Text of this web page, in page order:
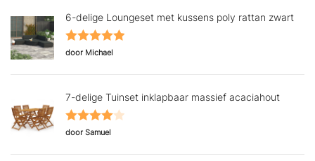
6-delige Loungeset met kussens poly rattan zwart
Gewaardeerd
door Michael
7-delige Tuinset inklapbaar massief acaciahout
Gewaardeerd
door Samuel